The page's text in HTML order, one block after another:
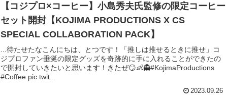
【コジプロ×コーヒー】小島秀夫氏監修の限定コーヒー
セット開封【KOJIMA PRODUCTIONS X CS
SPECIAL COLLABORATION PACK】
...待たせたなこんにちは、とつです！「推しは推せるときに推せ」コ
ジプロファン垂涎の限定グッズを奇跡的に手に入れることができたの
で開封していきたいと思います！きたぜ😏👶👻#KojimaProductions
#Coffee pic.twit...
2023.09.26